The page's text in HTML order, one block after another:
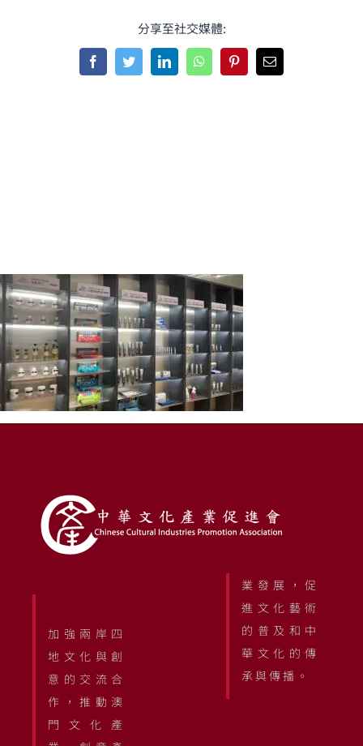
分享至社交媒體:
FacebookTwitterLinkedInWhatsAppPinterestEmail
加強兩岸四
地文化與創
意的交流合
作，推動澳
門文化產
業發展，促
進文化藝術
的普及和中
華文化的傳
承與傳播。